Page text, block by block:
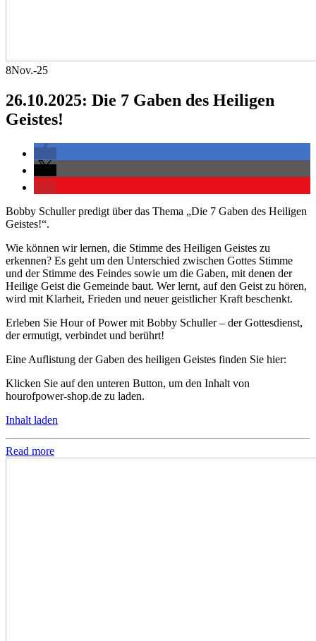
8Nov.-25
26.10.2025: Die 7 Gaben des Heiligen
Geistes!
Bobby Schuller predigt über das Thema „Die 7 Gaben des Heiligen
Geistes!“.
Wie können wir lernen, die Stimme des Heiligen Geistes zu
erkennen? Es geht um den Unterschied zwischen Gottes Stimme
und der Stimme des Feindes sowie um die Gaben, mit denen der
Heilige Geist die Gemeinde baut. Wer lernt, auf den Geist zu hören,
wird mit Klarheit, Frieden und neuer geistlicher Kraft beschenkt.
Erleben Sie Hour of Power mit Bobby Schuller – der Gottesdienst,
der ermutigt, verbindet und berührt!
Eine Auflistung der Gaben des heiligen Geistes finden Sie hier:
Klicken Sie auf den unteren Button, um den Inhalt von
hourofpower-shop.de zu laden.
Inhalt laden
Read more